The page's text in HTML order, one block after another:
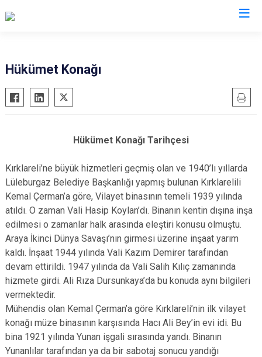
Hükümet Konağı
Hükümet Konağı Tarihçesi
Kırklareli’ne büyük hizmetleri geçmiş olan ve 1940’lı yıllarda
Lüleburgaz Belediye Başkanlığı yapmış bulunan Kırklarelili
Kemal Çerman’a göre, Vilayet binasının temeli 1939 yılında
atıldı. O zaman Vali Hasip Koylan’dı. Binanın kentin dışına inşa
edilmesi o zamanlar halk arasında eleştiri konusu olmuştu.
Araya İkinci Dünya Savaşı’nın girmesi üzerine inşaat yarım
kaldı. İnşaat 1944 yılında Vali Kazım Demirer tarafından
devam ettirildi. 1947 yılında da Vali Salih Kılıç zamanında
hizmete girdi. Ali Rıza Dursunkaya’da bu konuda aynı bilgileri
vermektedir.
Mühendis olan Kemal Çerman’a göre Kırklareli’nin ilk vilayet
konağı müze binasının karşısında Hacı Ali Bey’in evi idi. Bu
bina 1921 yılında Yunan işgali sırasında yandı. Binanın
Yunanlılar tarafından ya da bir sabotaj sonucu yandığı